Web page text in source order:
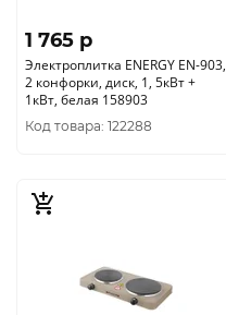
1 765 p
Электроплитка ENERGY EN-903,
2 конфорки, диск, 1, 5кВт +
1кВт, белая 158903
Код товара: 122288